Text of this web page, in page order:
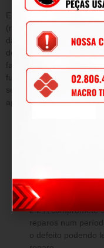
Este termo tem como
(noventa) dias de prazo,
data de emissão da Nota
descritas abaixo, a
fabricação que venham
funcionamento do
sem ônus para o cliente,
apresentarem defeitos
avarias prévias, a tem o dever de reparar os danos o mais
breve possível,
2.2 A compromete-se em dar início na manutenção e
reparos num
o defeito podendo